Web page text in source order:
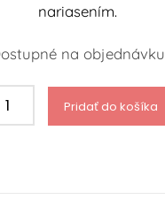
nariasením.
na objednávku
Pridať do košíka